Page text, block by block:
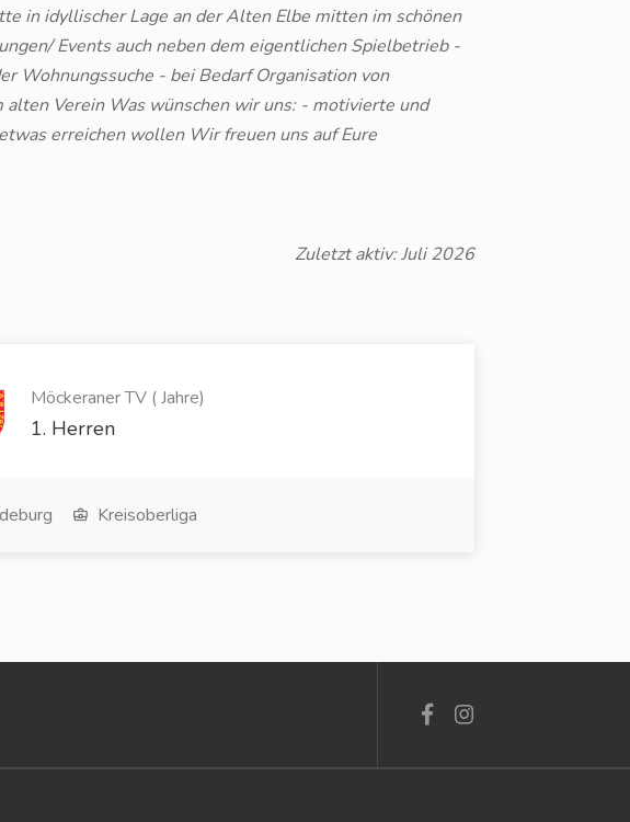
in idyllischer Lage an der Alten Elbe mitten im schönen
Events auch neben dem eigentlichen Spielbetrieb -
Wohnungssuche - bei Bedarf Organisation von
Verein Was wünschen wir uns: - motivierte und
erreichen wollen Wir freuen uns auf Eure
Zuletzt aktiv: Juli 2026
Möckeraner TV ( Jahre)
1. Herren
Kreisoberliga